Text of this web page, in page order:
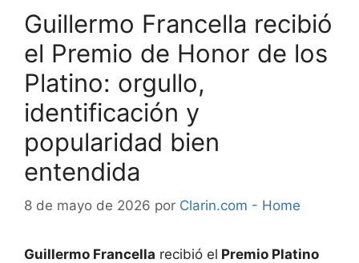
Guillermo Francella recibió
el Premio de Honor de los
Platino: orgullo,
identificación y
popularidad bien
entendida
8 de mayo de 2026 por Clarin.com - Home
Guillermo Francella recibió el Premio Platino